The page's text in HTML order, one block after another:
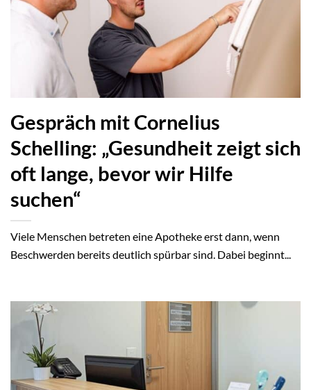
Gespräch mit Cornelius
Schelling: „Gesundheit zeigt sich
oft lange, bevor wir Hilfe
suchen“
Viele Menschen betreten eine Apotheke erst dann, wenn
Beschwerden bereits deutlich spürbar sind. Dabei beginnt...